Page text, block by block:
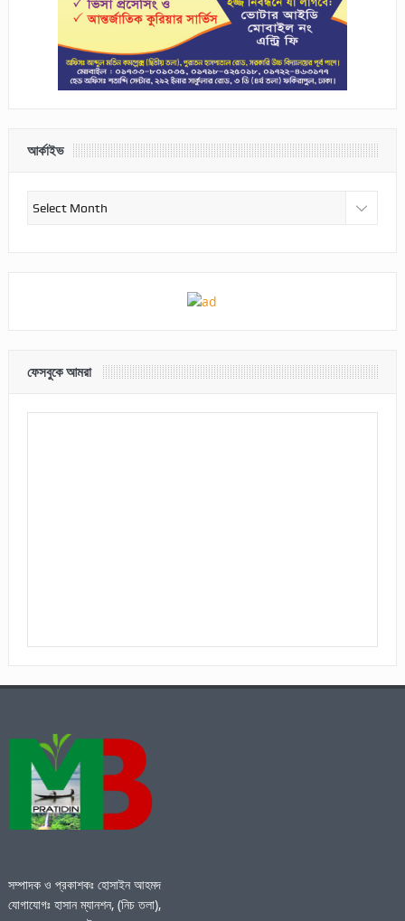
আর্কাইভ
ফেসবুকে আমরা
সম্পাদক ও প্রকাশকঃ হোসাইন আহমদ
যোগাযোগঃ হাসান ম্যানশন, (নিচ তলা),